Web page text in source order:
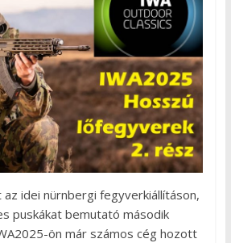
idei nürnbergi fegyverkiállításon,
puskákat bemutató második
ön már számos cég hozott